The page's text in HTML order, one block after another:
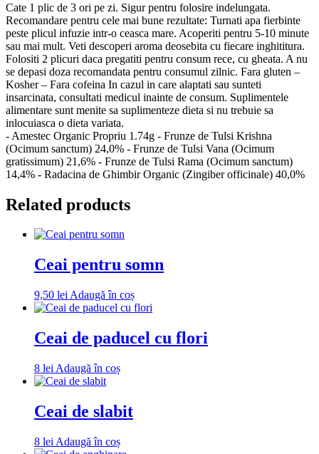
Cate 1 plic de 3 ori pe zi. Sigur pentru folosire indelungata.
Recomandare pentru cele mai bune rezultate: Turnati apa fierbinte
peste plicul infuzie intr-o ceasca mare. Acoperiti pentru 5-10 minute
sau mai mult. Veti descoperi aroma deosebita cu fiecare inghititura.
Folositi 2 plicuri daca pregatiti pentru consum rece, cu gheata. A nu
se depasi doza recomandata pentru consumul zilnic. Fara gluten –
Kosher – Fara cofeina In cazul in care alaptati sau sunteti
insarcinata, consultati medicul inainte de consum. Suplimentele
alimentare sunt menite sa suplimenteze dieta si nu trebuie sa
inlocuiasca o dieta variata.
- Amestec Organic Propriu 1.74g - Frunze de Tulsi Krishna
(Ocimum sanctum) 24,0% - Frunze de Tulsi Vana (Ocimum
gratissimum) 21,6% - Frunze de Tulsi Rama (Ocimum sanctum)
14,4% - Radacina de Ghimbir Organic (Zingiber officinale) 40,0%
Related products
Ceai pentru somn
9,50 lei Adaugă în coș
Ceai de paducel cu flori
8 lei Adaugă în coș
Ceai de slabit
8 lei Adaugă în coș